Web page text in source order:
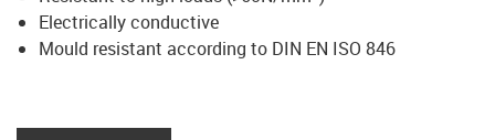
Electrically conductive
Mould resistant according to DIN EN ISO 846